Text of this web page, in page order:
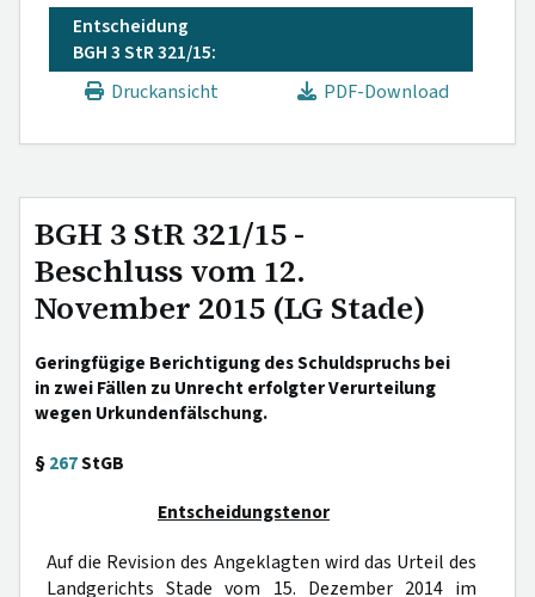
Entscheidung
BGH 3 StR 321/15:
Druckansicht
PDF-Download
BGH 3 StR 321/15 -
Beschluss vom 12.
November 2015 (LG Stade)
Geringfügige Berichtigung des Schuldspruchs bei
in zwei Fällen zu Unrecht erfolgter Verurteilung
wegen Urkundenfälschung.
§267StGB
Entscheidungstenor
Auf die Revision des Angeklagten wird das Urteil des
Landgerichts Stade vom 15. Dezember 2014 im